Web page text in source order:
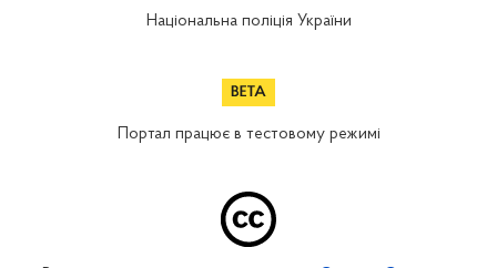
Національна поліція України
Портал працює в тестовому режимі